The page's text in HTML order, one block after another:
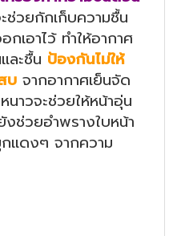
ช่วยกักเก็บความชื้น
กเอาไว้ ทำให้อากาศ
ละชื้น ป้องกันไม่ให้
บ จากอากาศเย็นจัด
นาวจะช่วยให้หน้าอุ่น
ช่วยอำพรางใบหน้า
แดงๆ จากความ